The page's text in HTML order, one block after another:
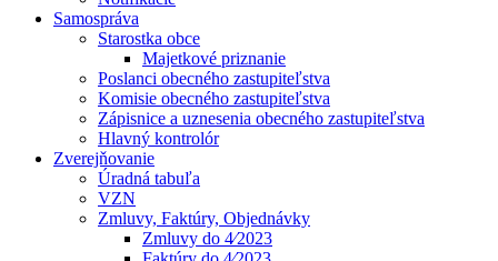
Samospráva
Starostka obce
Majetkové priznanie
Poslanci obecného zastupiteľstva
Komisie obecného zastupiteľstva
Zápisnice a uznesenia obecného zastupiteľstva
Hlavný kontrolór
Zverejňovanie
Úradná tabuľa
VZN
Zmluvy, Faktúry, Objednávky
Zmluvy do 4⁄2023